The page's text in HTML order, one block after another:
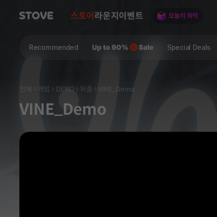
스토어 라운지 이벤트
Recommended Special Deals
전체 게임 DEMO 퍼즐 VINE_Demo
VINE_Demo